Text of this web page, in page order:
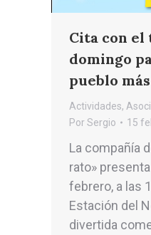
Cita con
domingo
pueblo
Actividades,
PorSergio 15
La compañía
rato»
febrero, a las
Estación del
divertida